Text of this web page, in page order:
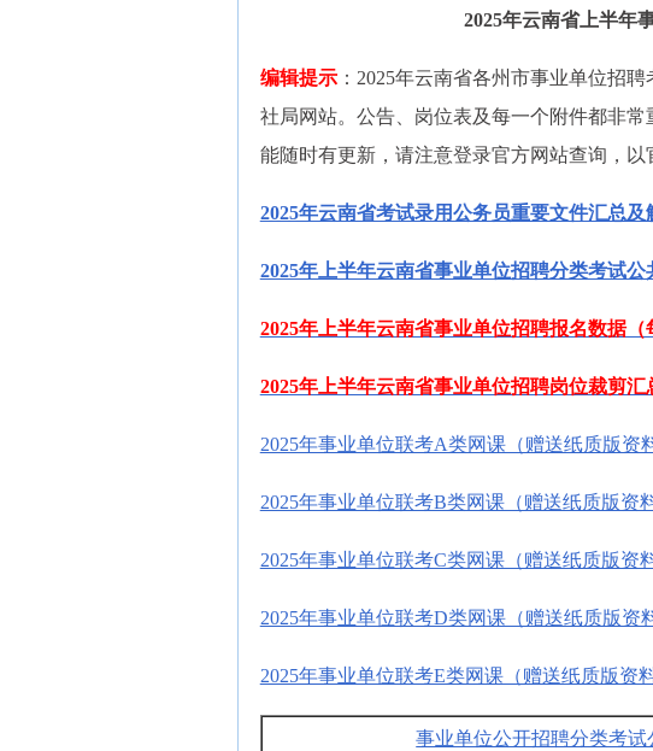
2025年云南省上半年
编辑提示：2025年云南省各州市事业单位招
社局网站。公告、岗位表及每一个附件都非
能随时有更新，请注意登录官方网站查询，以
2025年云南省考试录用公务员重要文件汇总及
2025年上半年云南省事业单位招聘分类考试
2025年上半年云南省事业单位招聘报名数据（
2025年上半年云南省事业单位招聘岗位裁剪汇
2025年事业单位联考A类网课（赠送纸质版资
2025年事业单位联考B类网课（赠送纸质版资料
2025年事业单位联考C类网课（赠送纸质版资料
2025年事业单位联考D类网课（赠送纸质版资
2025年事业单位联考E类网课（赠送纸质版资料
事业单位公开招聘分类考试